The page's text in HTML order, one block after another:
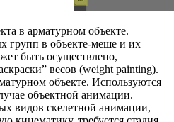
в арматурном объекте.
групп в объекте-меше и их
быть осуществлено,
весов (weight painting).
объекте. Используются
объектной анимации.
видов скелетной анимации,